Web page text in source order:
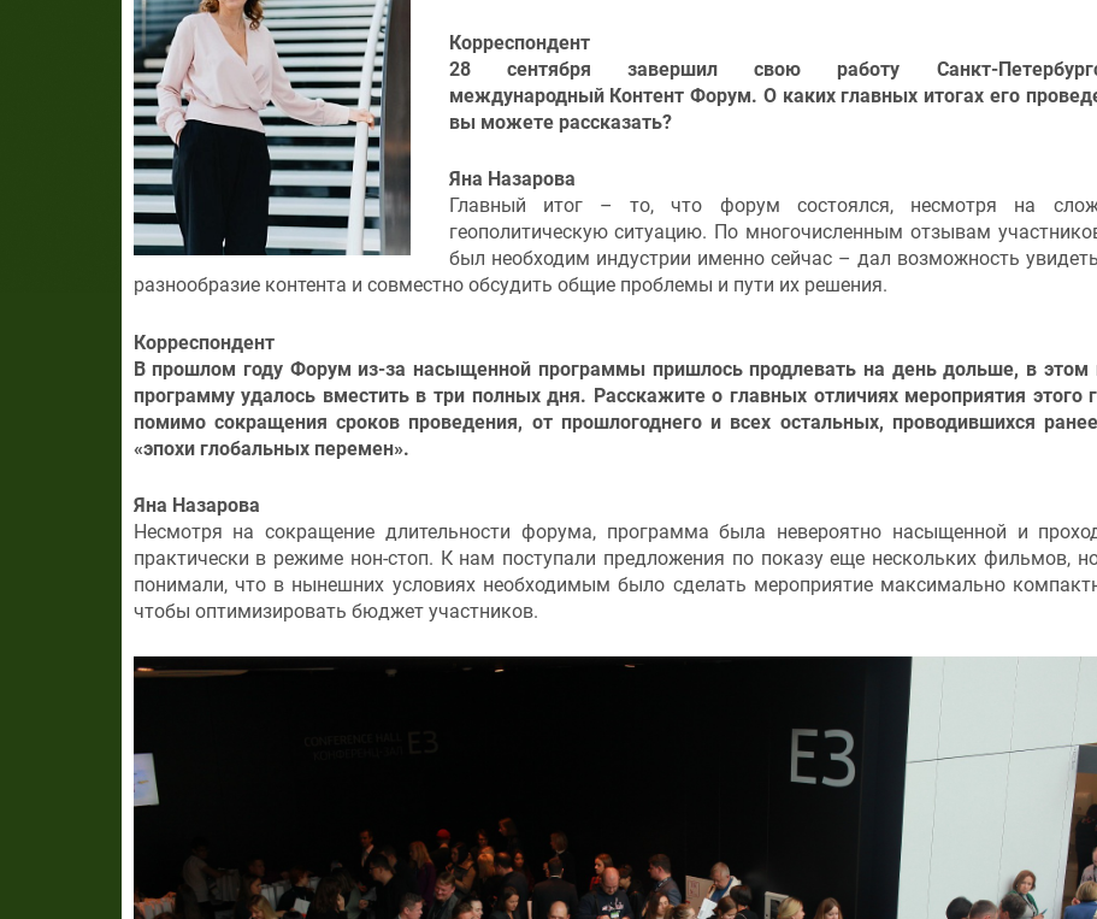
Корреспондент
28 сентября завершил свою работу Санкт-
международный Контент Форум. О каких главных итогах его
вы можете рассказать?
Яна Назарова
Главный итог – то, что форум состоялся, несмотря на
геополитическую ситуацию. По многочисленным отзывам
был необходим индустрии именно сейчас – дал возможность
разнообразие контента и совместно обсудить общие проблемы и пути их решения.
Корреспондент
В прошлом году Форум из-за насыщенной программы пришлось продлевать на день дольше, в этом
программу удалось вместить в три полных дня. Расскажите о главных отличиях мероприятия этого
помимо сокращения сроков проведения, от прошлогоднего и всех остальных, проводившихся
«эпохи глобальных перемен».
Яна Назарова
Несмотря на сокращение длительности форума, программа была невероятно насыщенной и
практически в режиме нон-стоп. К нам поступали предложения по показу еще нескольких фильмов,
понимали, что в нынешних условиях необходимым было сделать мероприятие максимально
чтобы оптимизировать бюджет участников.